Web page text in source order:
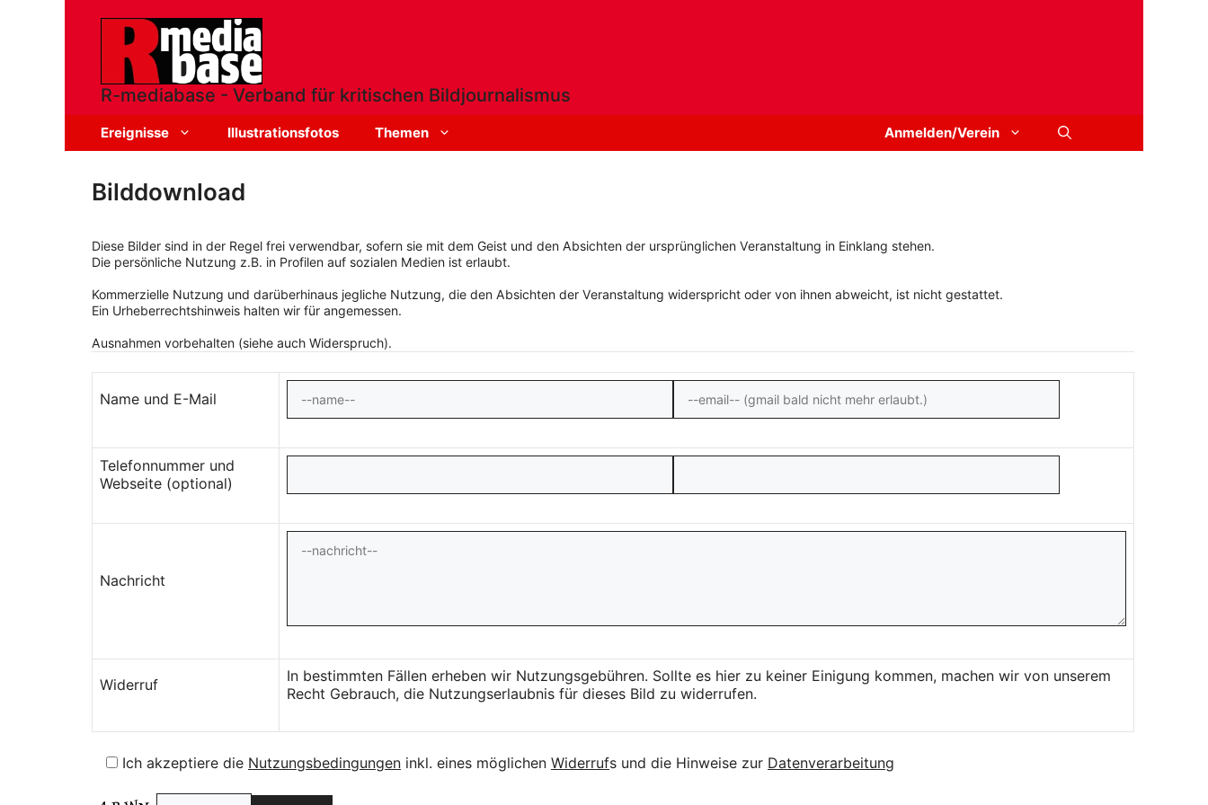
R-mediabase - Verband für kritischen Bildjournalismus
Ereignisse Illustrationsfotos Themen Anmelden/Verein
Bilddownload
Diese Bilder sind in der Regel frei verwendbar, sofern sie mit dem Geist und den Absichten der ursprünglichen Veranstaltung in Einklang stehen.
Die persönliche Nutzung z.B. in Profilen auf sozialen Medien ist erlaubt.
Kommerzielle Nutzung und darüberhinaus jegliche Nutzung, die den Absichten der Veranstaltung widerspricht oder von ihnen abweicht, ist nicht gestattet.
Ein Urheberrechtshinweis halten wir für angemessen.
Ausnahmen vorbehalten (siehe auch Widerspruch).
Name und E-Mail
Telefonnummer und
Webseite (optional)
Nachricht
Widerruf
In bestimmten Fällen erheben wir Nutzungsgebühren. Sollte es hier zu keiner Einigung kommen, machen wir von unserem
Recht Gebrauch, die Nutzungserlaubnis für dieses Bild zu widerrufen.
Ich akzeptiere die Nutzungsbedingungen inkl. eines möglichen Widerrufs und die Hinweise zur Datenverarbeitung